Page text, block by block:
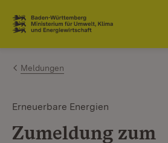
Zum Inhalt springen
Link zur Startseite
Meldungen
Erneuerbare Energien
Zumeldung zum